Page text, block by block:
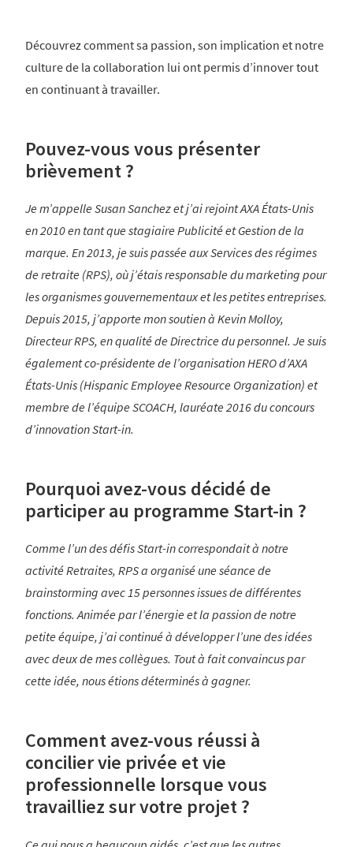
Découvrez comment sa passion, son implication et notre
culture de la collaboration lui ont permis d’innover tout
en continuant à travailler.
Pouvez-vous vous présenter
brièvement ?
Je m’appelle Susan Sanchez et j’ai rejoint AXA États-Unis
en 2010 en tant que stagiaire Publicité et Gestion de la
marque. En 2013, je suis passée aux Services des régimes
de retraite (RPS), où j’étais responsable du marketing pour
les organismes gouvernementaux et les petites entreprises.
Depuis 2015, j’apporte mon soutien à Kevin Molloy,
Directeur RPS, en qualité de Directrice du personnel. Je suis
également co-présidente de l’organisation HERO d’AXA
États-Unis (Hispanic Employee Resource Organization) et
membre de l’équipe SCOACH, lauréate 2016 du concours
d’innovation Start-in.
Pourquoi avez-vous décidé de
participer au programme Start-in ?
Comme l’un des défis Start-in correspondait à notre
activité Retraites, RPS a organisé une séance de
brainstorming avec 15 personnes issues de différentes
fonctions. Animée par l’énergie et la passion de notre
petite équipe, j’ai continué à développer l’une des idées
avec deux de mes collègues. Tout à fait convaincus par
cette idée, nous étions déterminés à gagner.
Comment avez-vous réussi à
concilier vie privée et vie
professionnelle lorsque vous
travailliez sur votre projet ?